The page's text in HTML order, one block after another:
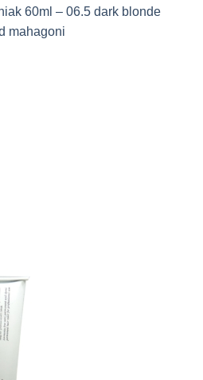
60ml – 06.5 dark blonde
mahagoni